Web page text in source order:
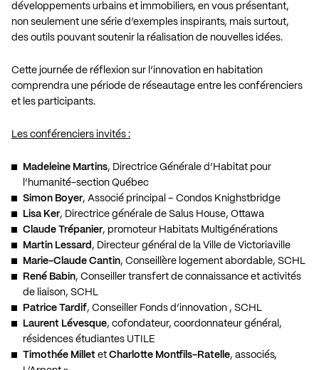
développements urbains et immobiliers, en vous présentant,
non seulement une série d’exemples inspirants, mais surtout,
des outils pouvant soutenir la réalisation de nouvelles idées.
Cette journée de réflexion sur l’innovation en habitation
comprendra une période de réseautage entre les conférenciers
et les participants.
Les conférenciers invités :
Madeleine Martins, Directrice Générale d’Habitat pour
l’humanité-section Québec
Simon Boyer, Associé principal – Condos Knighstbridge
Lisa Ker, Directrice générale de Salus House, Ottawa
Claude Trépanier, promoteur Habitats Multigénérations
Martin Lessard , Directeur général de la Ville de Victoriaville
Marie-Claude Cantin, Conseillère logement abordable, SCHL
René Babin, Conseiller transfert de connaissance et activités
de liaison, SCHL
Patrice Tardif, Conseiller Fonds d’innovation , SCHL
Laurent Lévesque, cofondateur, coordonnateur général,
résidences étudiantes UTILE
Timothée Millet et Charlotte Montfils-Ratelle, associés,